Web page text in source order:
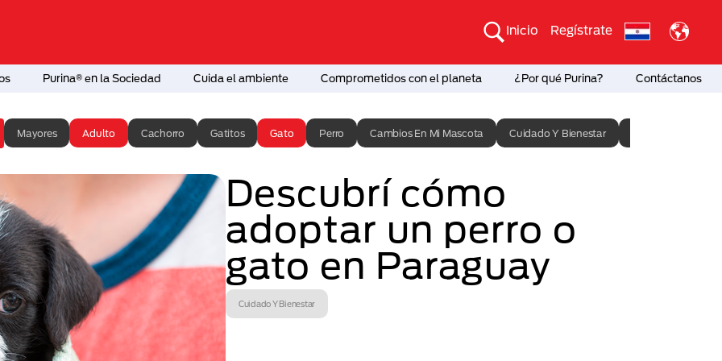
Inicio Regístrate
Purina® en la Sociedad Cuida el ambiente Comprometidos con el planeta ¿Por qué Purina? Contáctanos
Mayores Adulto Cachorro Gatitos Gato Perro Cambios En Mi Mascota Cuidado Y Bienestar
Descubrí cómo
adoptar un perro o
gato en Paraguay
Cuidado Y Bienestar